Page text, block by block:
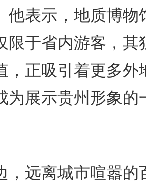
他表示，地质博物
限于省内游客，其
，正吸引着更多外
为展示贵州形象的
远离城市喧嚣的